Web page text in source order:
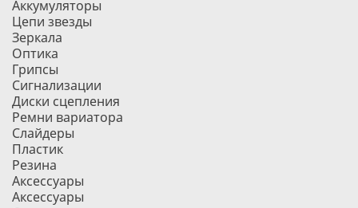
Аккумуляторы
Цепи звезды
Зеркала
Оптика
Грипсы
Сигнализации
Диски сцепления
Ремни вариатора
Слайдеры
Пластик
Резина
Аксессуары
Аксессуары